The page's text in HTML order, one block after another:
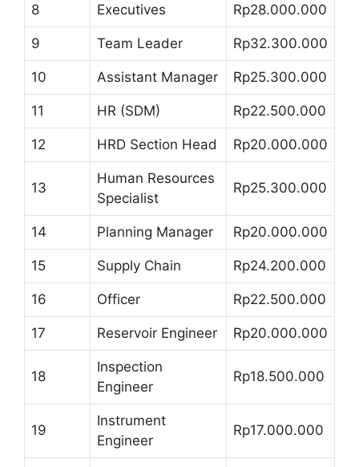
8 Executives Rp28.000.000
9 Team Leader Rp32.300.000
10 Assistant Manager Rp25.300.000
11 HR (SDM) Rp22.500.000
12 HRD Section Head Rp20.000.000
13
Human Resources
Specialist
Rp25.300.000
14 Planning Manager Rp20.000.000
15 Supply Chain Rp24.200.000
16 Officer Rp22.500.000
17 Reservoir Engineer Rp20.000.000
18
Inspection
Engineer
Rp18.500.000
19
Instrument
Engineer
Rp17.000.000